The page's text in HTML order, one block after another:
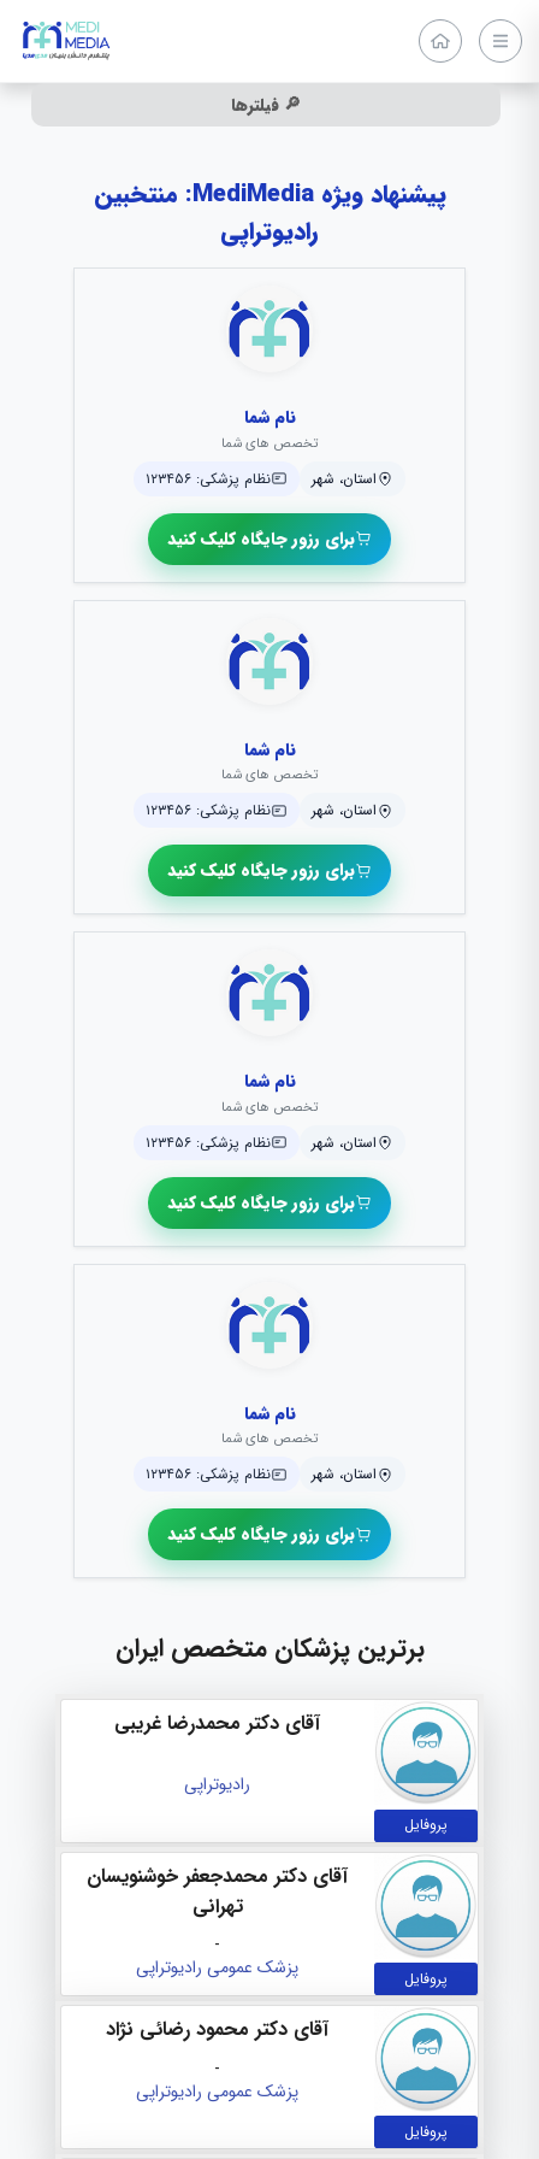
🔎 فیلترها
پیشنهاد ویژه MediMedia: منتخبین
رادیوتراپی
نام شما
تخصص های شما
استان، شهر نظام پزشکی: ۱۲۳۴۵۶
برای رزور جایگاه کلیک کنید
نام شما
تخصص های شما
استان، شهر نظام پزشکی: ۱۲۳۴۵۶
برای رزور جایگاه کلیک کنید
نام شما
تخصص های شما
استان، شهر نظام پزشکی: ۱۲۳۴۵۶
برای رزور جایگاه کلیک کنید
نام شما
تخصص های شما
استان، شهر نظام پزشکی: ۱۲۳۴۵۶
برای رزور جایگاه کلیک کنید
برترین پزشکان متخصص ایران
پروفایل
آقای دکتر محمدرضا غریبی
رادیوتراپی
پروفایل
آقای دکتر محمدجعفر خوشنویسان
تهرانی
-
پزشک عمومی رادیوتراپی
پروفایل
آقای دکتر محمود رضائی نژاد
-
پزشک عمومی رادیوتراپی